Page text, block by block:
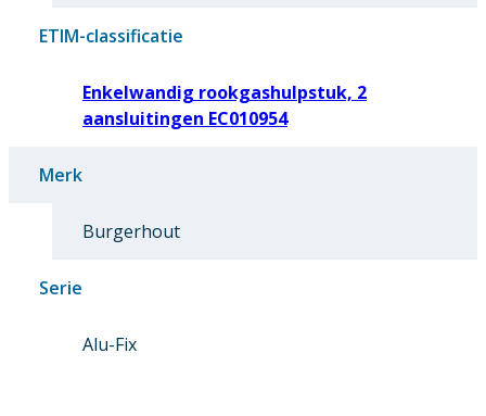
ETIM-classificatie
Enkelwandig rookgashulpstuk, 2
aansluitingen EC010954
Merk
Burgerhout
Serie
Alu-Fix